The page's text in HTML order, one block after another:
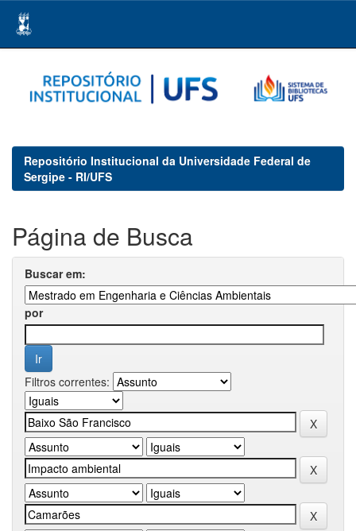
navigation
Repositório Institucional da Universidade Federal de
Sergipe - RI/UFS
Página de Busca
Buscar em:
por
Filtros correntes: